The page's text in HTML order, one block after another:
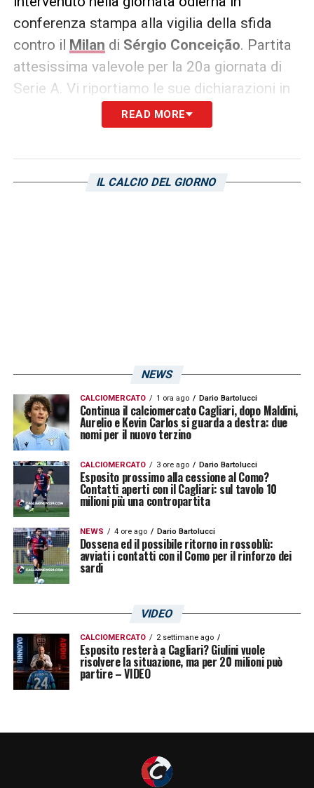
conferenza stampa alla vigilia della sfida
contro il Milan di Sérgio Conceição. Partita
attesissima valevole per la 20a giornata di
Serie A. Vi riportiamo le sue dichiarazioni in
Matteo Prati e non:
hanno giocato molto e ci fidiamo di loro,
LA PLAYLIST DELLE NOSTRE TOP NEWS
READ MORE
IL CALCIO DEL GIORNO
NEWS
CALCIOMERCATO 1 ora ago Dario Bartolucci
Continua il calciomercato Cagliari, dopo Maldini,
Aurelio e Kevin Carlos si guarda a destra: due
nomi per il nuovo terzino
CALCIOMERCATO 3 ore ago Dario Bartolucci
Esposito prossimo alla cessione al Como?
Contatti aperti con il Cagliari: sul tavolo 10
milioni più una contropartita
NEWS 4 ore ago Dario Bartolucci
Dossena ed il possibile ritorno in rossoblù:
avviati i contatti con il Como per il rinforzo dei
sardi
VIDEO
CALCIOMERCATO 2 settimane ago
Esposito resterà a Cagliari? Giulini vuole
risolvere la situazione, ma per 20 milioni può
partire – VIDEO